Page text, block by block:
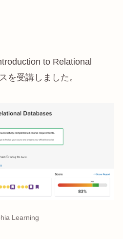
to Relational
を受講しました。
Learning